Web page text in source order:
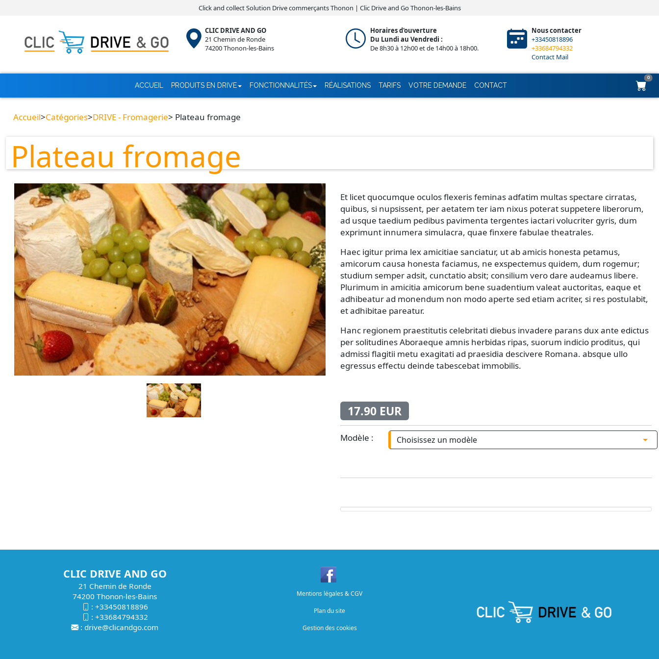
Click and collect Solution Drive commerçants Thonon | Clic Drive and Go Thonon-les-Bains
CLIC DRIVE AND GO
21 Chemin de Ronde
74200 Thonon-les-Bains
Horaires d'ouverture
Du Lundi au Vendredi :
De 8h30 à 12h00 et de 14h00 à 18h00.
Nous contacter
+33450818896
+33684794332
Contact Mail
ACCUEIL PRODUITS EN DRIVE FONCTIONNALITÉS RÉALISATIONS TARIFS VOTRE DEMANDE CONTACT
0
Accueil>Catégories>DRIVE - Fromagerie> Plateau fromage
Plateau fromage
Et licet quocumque oculos flexeris feminas adfatim multas spectare cirratas,
quibus, si nupsissent, per aetatem ter iam nixus poterat suppetere liberorum,
ad usque taedium pedibus pavimenta tergentes iactari volucriter gyris, dum
exprimunt innumera simulacra, quae finxere fabulae theatrales.
Haec igitur prima lex amicitiae sanciatur, ut ab amicis honesta petamus,
amicorum causa honesta faciamus, ne exspectemus quidem, dum rogemur;
studium semper adsit, cunctatio absit; consilium vero dare audeamus libere.
Plurimum in amicitia amicorum bene suadentium valeat auctoritas, eaque et
adhibeatur ad monendum non modo aperte sed etiam acriter, si res postulabit,
et adhibitae pareatur.
Hanc regionem praestitutis celebritati diebus invadere parans dux ante edictus
per solitudines Aboraeque amnis herbidas ripas, suorum indicio proditus, qui
admissi flagitii metu exagitati ad praesidia descivere Romana. absque ullo
egressus effectu deinde tabescebat immobilis.
17.90 EUR
Modèle :
CLIC DRIVE AND GO
21 Chemin de Ronde
74200 Thonon-les-Bains
: +33450818896
: +33684794332
: drive@clicandgo.com
Mentions légales & CGV
Plan du site
Gestion des cookies